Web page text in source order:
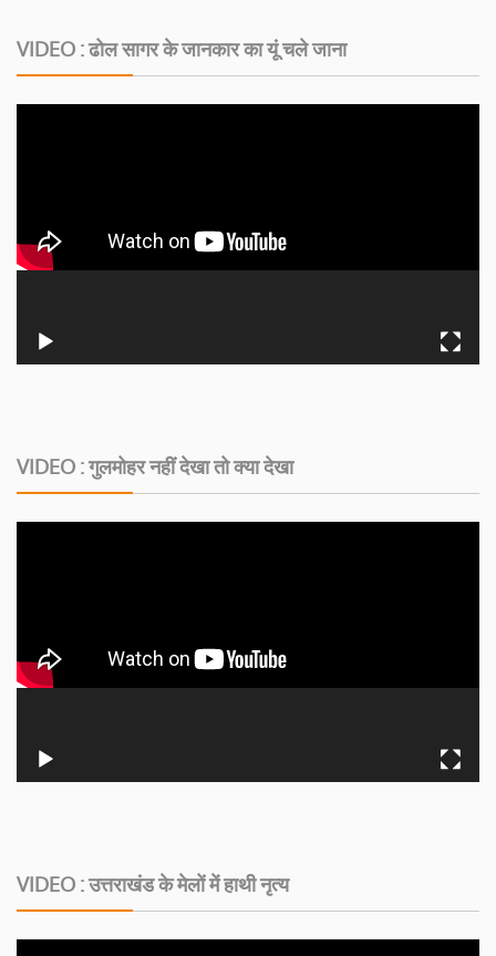
VIDEO : ढोल सागर के जानकार का यूं चले जाना
VIDEO : गुलमोहर नहीं देखा तो क्या देखा
VIDEO : उत्तराखंड के मेलों में हाथी नृत्य